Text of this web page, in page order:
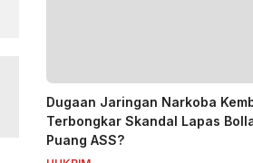
Dugaan Jaringan Narkoba
Terbongkar Skandal Lapas
Puang ASS?